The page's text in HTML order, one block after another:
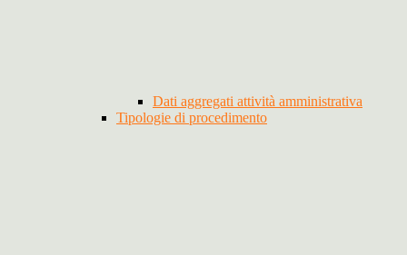
Dati aggregati attività amministrativa
Tipologie di procedimento